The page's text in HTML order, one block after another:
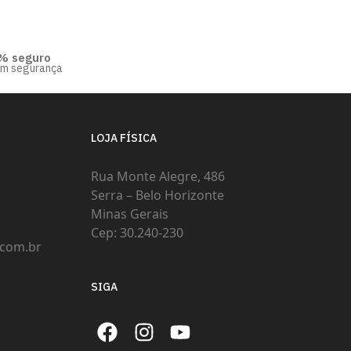
seguro
segurança
LOJA FÍSICA
Rua Monte Alegre, 486
Serra – Belo Horizonte
Minas Gerais
Cep: 30.240-230
SIGA